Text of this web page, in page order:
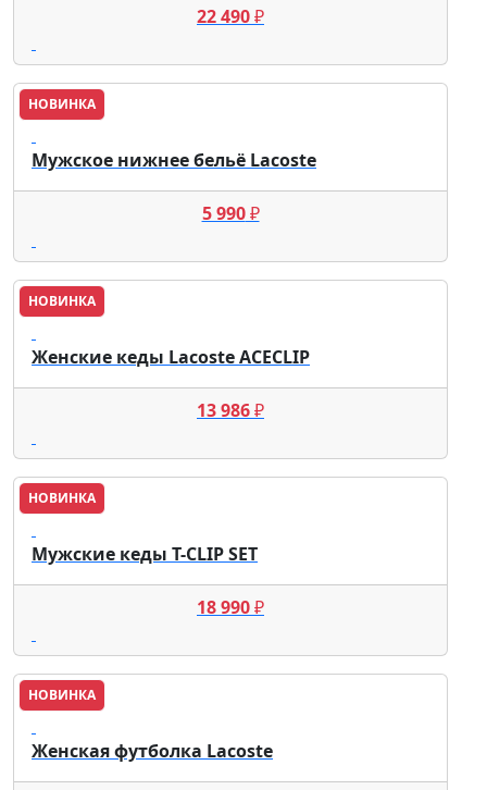
22 490₽
НОВИНКА
Lacoste
Мужское нижнее бельё Lacoste
5 990₽
НОВИНКА
Lacoste
Женские кеды Lacoste ACECLIP
13 986₽
НОВИНКА
Lacoste
Мужские кеды T-CLIP SET
18 990₽
НОВИНКА
Lacoste
Женская футболка Lacoste